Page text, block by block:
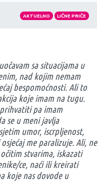
AKTUELNO LIČNE PRIČE
sa situacijama u
nad kojim nemam
bespomoćnosti. Ali to
koje imam na tugu.
pa imam
se u meni javlja
umor, iscrpljenost,
me paralizuje. Ali, ne
stvarima, iskazati
ce, naći ili kreirati
koje nas dovode u